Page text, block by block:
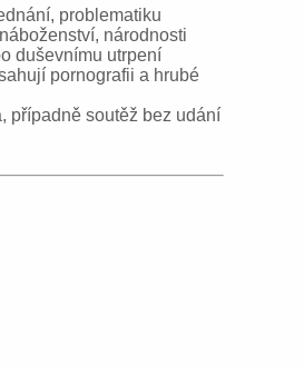
problematiku
národnosti
duševnímu utrpení
pornografii a hrubé
případně soutěž bez udání